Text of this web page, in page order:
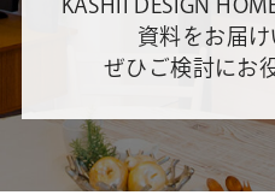
KASHII DESIGN
資料をお届け
ぜひご検討にお